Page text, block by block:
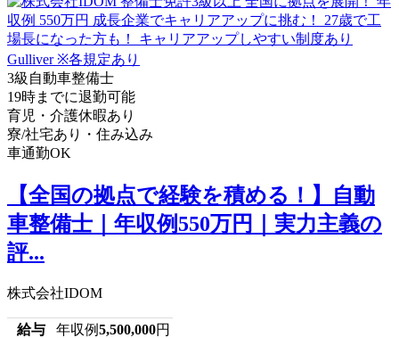
3級自動車整備士
19時までに退勤可能
育児・介護休暇あり
寮/社宅あり・住み込み
車通勤OK
【全国の拠点で経験を積める！】自動
車整備士｜年収例550万円｜実力主義の
評...
株式会社IDOM
給与 年収例5,500,000円